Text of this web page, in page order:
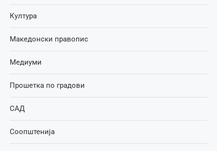
Култура
Македонски правопис
Медиуми
Прошетка по градови
САД
Соопштенија